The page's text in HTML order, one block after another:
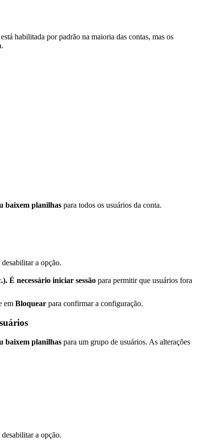
habilitada por padrão na maioria das contas, mas os
baixem planilhas para todos os usuários da conta.
a opção.
É necessário iniciar sessão para permitir que usuários fora
em Bloquear para confirmar a configuração.
baixem planilhas para um grupo de usuários. As alterações
a opção.